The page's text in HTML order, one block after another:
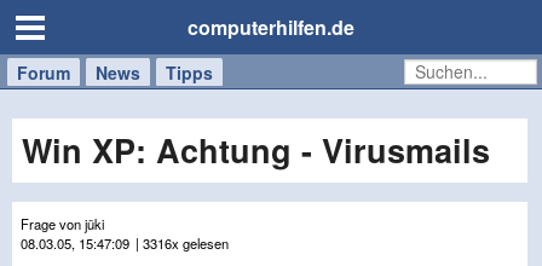
computerhilfen.de
Forum News Tipps
Handy
Tablet
Windows
Mac
Win XP: Achtung - Virusmails
Frage von jüki
08.03.05, 15:47:09 | 3316x gelesen